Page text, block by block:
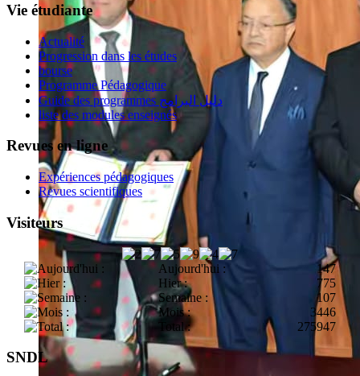
Vie étudiante
Actualité
Progression dans les études
bourse
Programme Pédagogique
Guide des programmes دليل البرامج
liste des modules enseignés
Revues en ligne
Expériences pédagogiques
Revues scientifiques
Visiteurs
Aujourd'hui :
147
Hier :
775
Semaine :
107
Mois :
3446
Total :
275947
SNDL